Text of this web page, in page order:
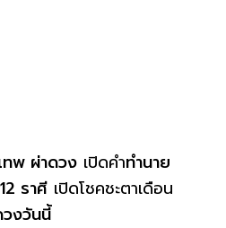
พ ผ่าดวง เปิดคำทำนาย
ราศี เปิดโชคชะตาเดือน
งวันนี้